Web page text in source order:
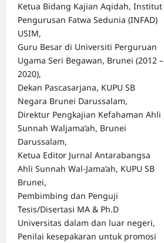
Ketua Bidang Kajian Aqidah, Institut
Pengurusan Fatwa Sedunia (INFAD)
USIM,
Guru Besar di Universiti Perguruan
Ugama Seri Begawan, Brunei (2012 –
2020),
Dekan Pascasarjana, KUPU SB
Negara Brunei Darussalam,
Direktur Pengkajian Kefahaman Ahli
Sunnah Waljama’ah, Brunei
Darussalam,
Ketua Editor Jurnal Antarabangsa
Ahli Sunnah Wal-Jama’ah, KUPU SB
Brunei,
Pembimbing dan Penguji
Tesis/Disertasi MA & Ph.D
Universitas dalam dan luar negeri,
Penilai kesepakaran untuk promosi